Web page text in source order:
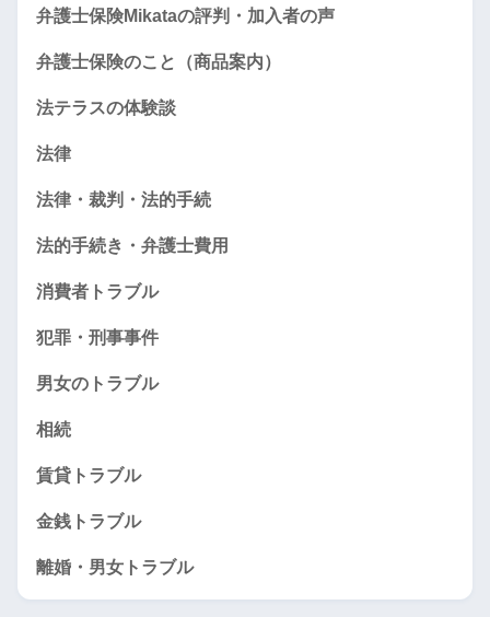
弁護士保険Mikataの評判・加入者の声
弁護士保険のこと（商品案内）
法テラスの体験談
法律
法律・裁判・法的手続
法的手続き・弁護士費用
消費者トラブル
犯罪・刑事事件
男女のトラブル
相続
賃貸トラブル
金銭トラブル
離婚・男女トラブル